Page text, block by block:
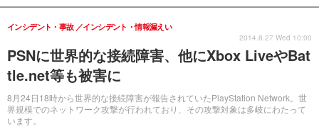
PSNに世界的な接続障害、他にXbox LiveやBat
tle.net等も被害に
8月24日18時から世界的な接続障害が報告されていたPlayStation Network。世
界規模でのネットワーク攻撃が行われており、その攻撃対象は多岐にわたって
います。
インシデント・事故 インシデント・情報漏えい
2014.8.27 Wed 10:00